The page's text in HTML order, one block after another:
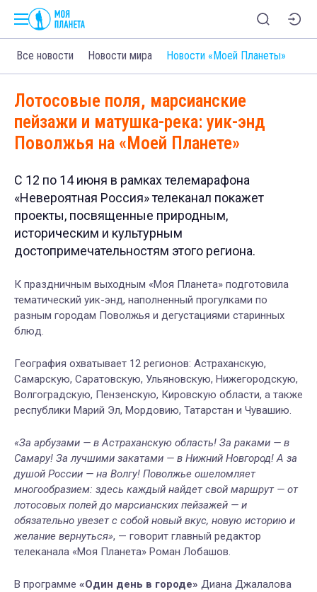
Все новости Новости мира Новости «Моей Планеты»
Лотосовые поля, марсианские
пейзажи и матушка-река: уик-энд
Поволжья на «Моей Планете»
С 12 по 14 июня в рамках телемарафона
«Невероятная Россия» телеканал покажет
проекты, посвященные природным,
историческим и культурным
достопримечательностям этого региона.
К праздничным выходным «Моя Планета» подготовила
тематический уик-энд, наполненный прогулками по
разным городам Поволжья и дегустациями старинных
блюд.
География охватывает 12 регионов: Астраханскую,
Самарскую, Саратовскую, Ульяновскую, Нижегородскую,
Волгоградскую, Пензенскую, Кировскую области, а также
республики Марий Эл, Мордовию, Татарстан и Чувашию.
«За арбузами — в Астраханскую область! За раками — в
Самару! За лучшими закатами — в Нижний Новгород! А за
душой России — на Волгу! Поволжье ошеломляет
многообразием: здесь каждый найдет свой маршрут — от
лотосовых полей до марсианских пейзажей — и
обязательно увезет с собой новый вкус, новую историю и
желание вернуться», — говорит главный редактор
телеканала «Моя Планета» Роман Лобашов.
В программе «Один день в городе» Диана Джалалова